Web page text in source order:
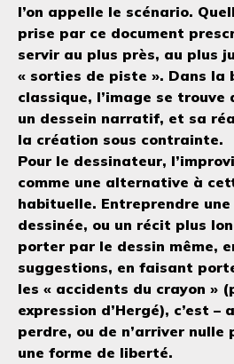
l’on appelle le scénario.
prise par ce document
servir au plus près, au plus
« sorties de piste ». Dans la
classique, l’image se trouve
un dessein narratif, et sa
la création sous contrainte.
Pour le dessinateur,
comme une alternative à
habituelle. Entreprendre
dessinée, ou un récit plus
porter par le dessin même,
suggestions, en faisant
les « accidents du crayon »
expression d’Hergé), c’est –
perdre, ou de n’arriver nulle
une forme de liberté.